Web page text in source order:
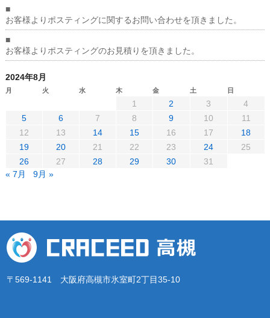
■
お客様よりポスティングに関するお問い合わせを頂きました。
■
お客様よりポスティングのお見積りを頂きました。
2024年8月
月 火 水 木 金 土 日
1 2 3
4
5
6 7 8 9 10
11
12
13 14 15 16 17
18
19
20 21 22 23 24
25
26
27 28 29 30
31
« 7月
9月 »
〒569-1141 大阪府高槻市氷室町2丁目35-10